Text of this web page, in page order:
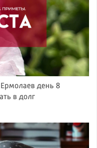
день 8
в долг